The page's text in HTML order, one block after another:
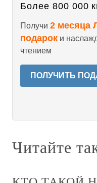
Более 800 000
Получи 2 месяца
подарок и
чтением
ПОЛУЧИТЬ
Читайте